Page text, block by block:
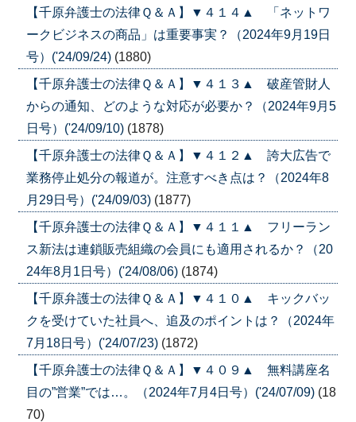
【千原弁護士の法律Ｑ＆Ａ】▼４１４▲ 「ネットワ
ークビジネスの商品」は重要事実？（2024年9月19日
号）('24/09/24) (1880)
【千原弁護士の法律Ｑ＆Ａ】▼４１３▲ 破産管財人
からの通知、どのような対応が必要か？（2024年9月5
日号）('24/09/10) (1878)
【千原弁護士の法律Ｑ＆Ａ】▼４１２▲ 誇大広告で
業務停止処分の報道が。注意すべき点は？（2024年8
月29日号）('24/09/03) (1877)
【千原弁護士の法律Ｑ＆Ａ】▼４１１▲ フリーラン
ス新法は連鎖販売組織の会員にも適用されるか？（20
24年8月1日号）('24/08/06) (1874)
【千原弁護士の法律Ｑ＆Ａ】▼４１０▲ キックバッ
クを受けていた社員へ、追及のポイントは？（2024年
7月18日号）('24/07/23) (1872)
【千原弁護士の法律Ｑ＆Ａ】▼４０９▲ 無料講座名
目の”営業”では…。（2024年7月4日号）('24/07/09) (18
70)